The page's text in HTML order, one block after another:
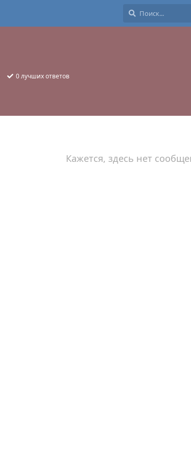
0лучших ответов
Кажется, здесь нет